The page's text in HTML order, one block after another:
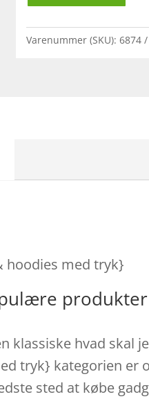
Varenummer (SKU): 6874
hoodies med tryk}
hvad skal
tryk} kategorien
sted at købe